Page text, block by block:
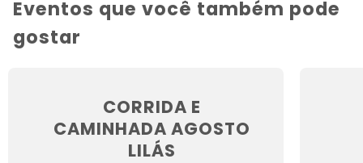
Eventos que você também pode
gostar
CORRIDA E
CAMINHADA AGOSTO
LILÁS